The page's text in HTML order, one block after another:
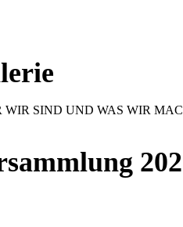
SIND UND WAS WIR